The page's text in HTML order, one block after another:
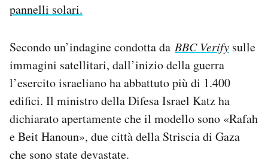
pannelli solari.
Secondo un’indagine condotta da BBC Verify sulle
immagini satellitari, dall’inizio della guerra
l’esercito israeliano ha abbattuto più di 1.400
edifici. Il ministro della Difesa Israel Katz ha
dichiarato apertamente che il modello sono «Rafah
e Beit Hanoun», due città della Striscia di Gaza
che sono state devastate.